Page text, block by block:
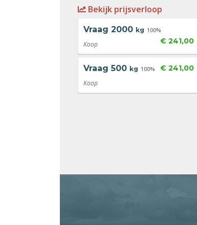
Bekijk prijsverloop
Vraag 2000 kg 100%
€ 241,00
Koop
Vraag 500 kg 100% € 241,00
Koop